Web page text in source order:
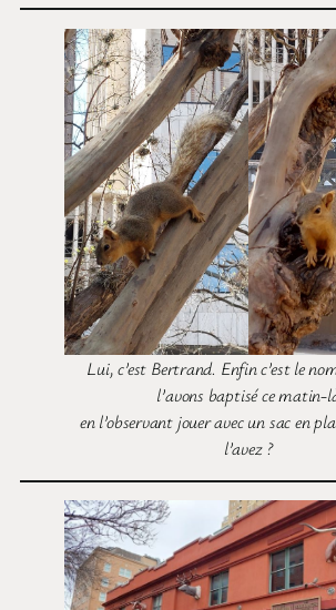
Lui, c’est Bertrand. Enfin c’est le
l’avons baptisé ce matin-
en l’observant jouer avec un sac en
l’avez ?